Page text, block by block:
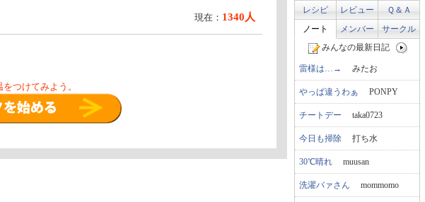
現在： 1340人
つけてみよう。
レシピ レビュー
Ｑ＆Ａ
ノート
メンバー
サークル
みんなの最新日記
雷様は…→ みたお
やっぱ違うわぁ PONPY
チートデー taka0723
今日も掃除 打ち水
30℃晴れ muusan
洗濯バァさん mommomo